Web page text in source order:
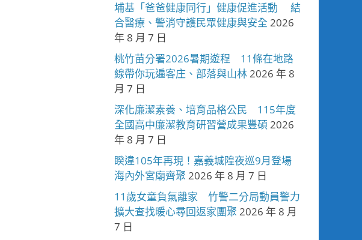
埔基「爸爸健康同行」健康促進活動 結
合醫療、警消守護民眾健康與安全 2026
年 8 月 7 日
桃竹苗分署2026暑期遊程 11條在地路
線帶你玩遍客庄、部落與山林2026 年 8
月 7 日
深化廉潔素養、培育品格公民 115年度
全國高中廉潔教育研習營成果豐碩 2026
年 8 月 7 日
睽違105年再現！嘉義城隍夜巡9月登場
海內外宮廟齊聚 2026 年 8 月 7 日
11歲女童負氣離家 竹警二分局動員警力
擴大查找暖心尋回返家團聚 2026 年 8 月
7 日